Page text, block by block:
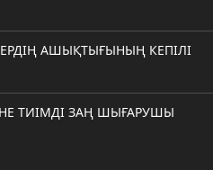
АШЫҚТЫҒЫНЫҢ КЕПІЛІ
ТИІМДІ ЗАҢ ШЫҒАРУШЫ